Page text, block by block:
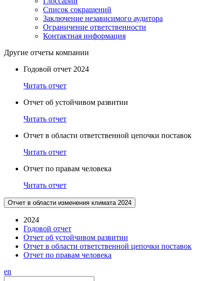
Список сокращений
Заключение независимого аудитора
Ограничение ответственности
Контактная информация
Другие отчеты компании
Годовой отчет 2024
Читать отчет
Отчет об устойчивом развитии
Читать отчет
Отчет в области ответственной цепочки поставок
Читать отчет
Отчет по правам человека
Читать отчет
Отчет в области изменения климата 2024
2024
Годовой отчет
Отчет об устойчивом развитии
Отчет в области ответственной цепочки поставок
Отчет по правам человека
en